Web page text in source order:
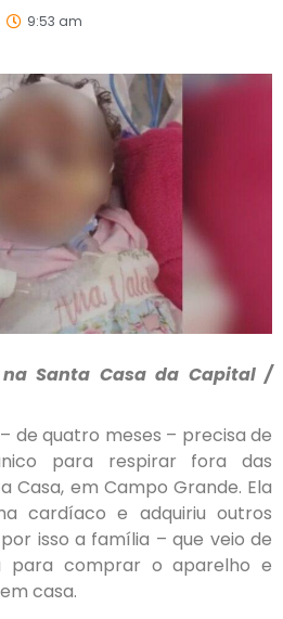
9:53 am
Santa Casa da Capital /
de quatro meses – precisa de
para respirar fora das
Casa, em Campo Grande. Ela
cardíaco e adquiriu outros
isso a família – que veio de
para comprar o aparelho e
casa.